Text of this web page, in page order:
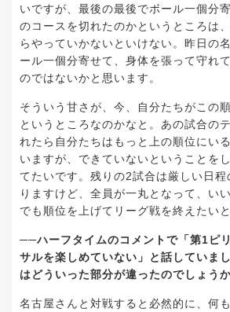
いですが、最後の最後でボール一個分
のコースを切れたのかというところは
らやっていかないといけない。昨日の
ール一個分寄せて、身体を張って守れ
のではないかと思います。
そういう甘さが、今、自分たちがこの
というところなのかなと。あの試合の
れたら自分たちはもっと上の順位にい
いますが、できていないということを
てたいです。残りの2試合は厳しい日程
りますけど、全員が一丸となって、い
でも順位を上げてリーグ戦を終えたいと
──ハーフタイムのコメントで「第1ピ
サルを楽しめていない」と話していま
はどういった部分が違ったのでしょうか
名古屋さんと対戦すると必然的に、何